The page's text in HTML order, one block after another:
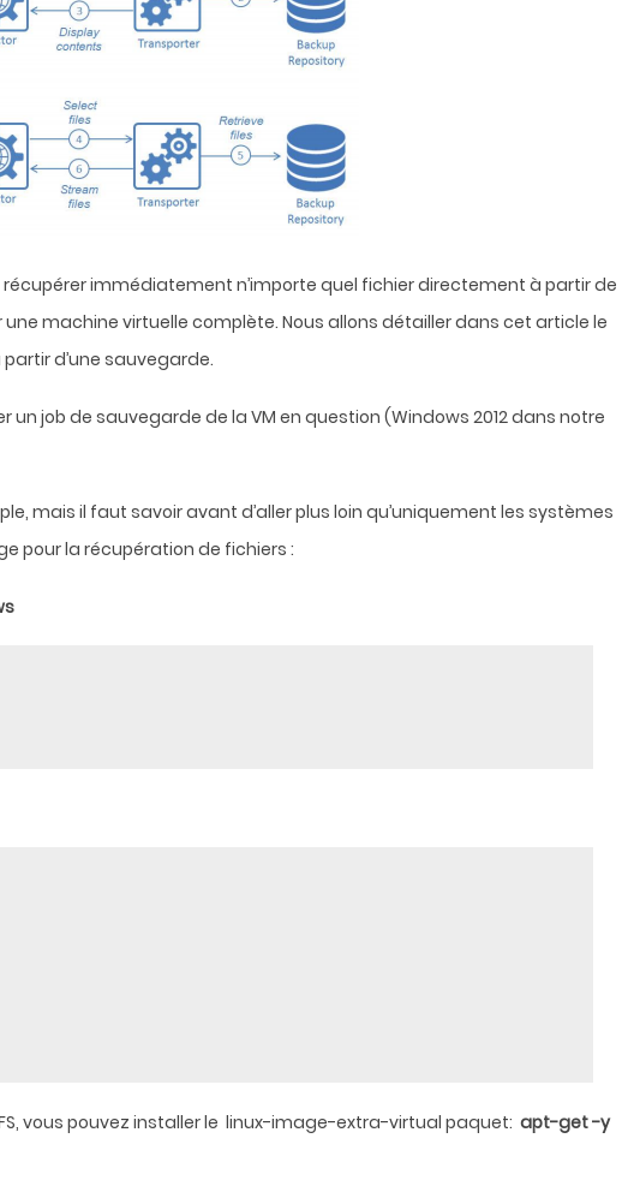
immédiatement n’importe quel fichier directement à partir de
machine virtuelle complète. Nous allons détailler dans cet article le
d’une sauvegarde.
un job de sauvegarde de la VM en question (Windows 2012 dans notre
mais il faut savoir avant d’aller plus loin qu’uniquement les systèmes
pour la récupération de fichiers :
vous pouvez installer le linux-image-extra-virtual paquet: apt-get -y